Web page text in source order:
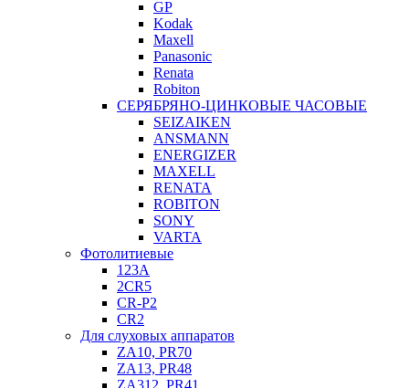
GP
Kodak
Maxell
Panasonic
Renata
Robiton
СЕРЯБРЯНО-ЦИНКОВЫЕ ЧАСОВЫЕ
SEIZAIKEN
ANSMANN
ENERGIZER
MAXELL
RENATA
ROBITON
SONY
VARTA
Фотолитиевые
123A
2CR5
CR-P2
CR2
Для слуховых аппаратов
ZA10, PR70
ZA13, PR48
ZA312, PR41